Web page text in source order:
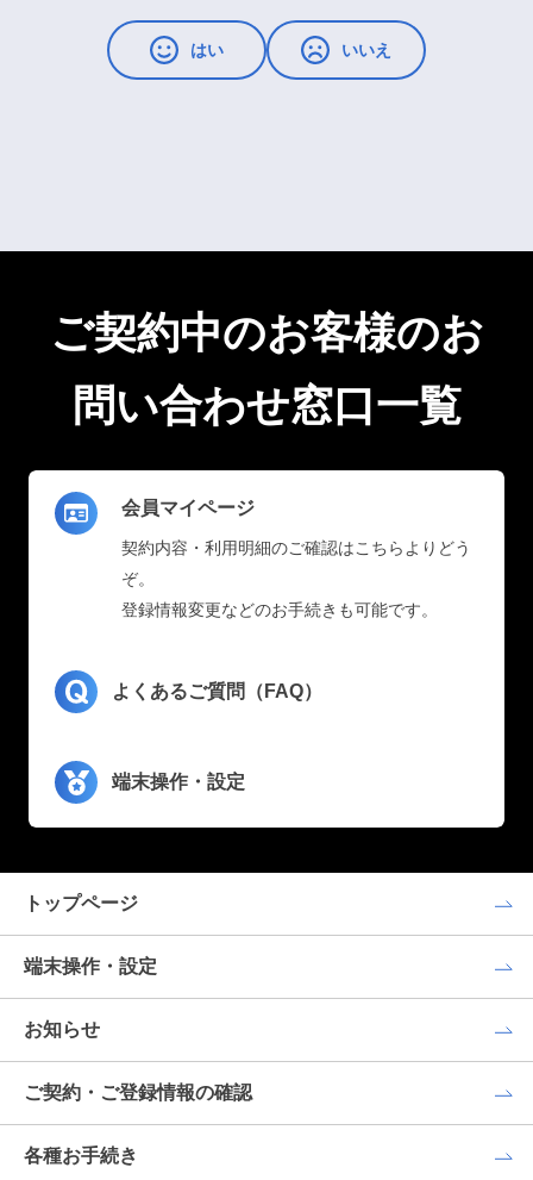
はい いいえ
ご契約中のお客様のお
問い合わせ窓口一覧
会員マイページ
契約内容・利用明細のご確認はこちらよりどう
ぞ。
登録情報変更などのお手続きも可能です。
よくあるご質問（FAQ）
端末操作・設定
トップページ
端末操作・設定
お知らせ
ご契約・ご登録情報の確認
各種お手続き